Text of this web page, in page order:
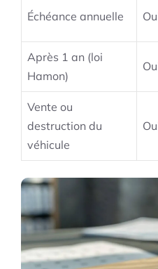
Échéance annuelle
Après 1 an (loi
Hamon)
Vente ou
destruction du
véhicule